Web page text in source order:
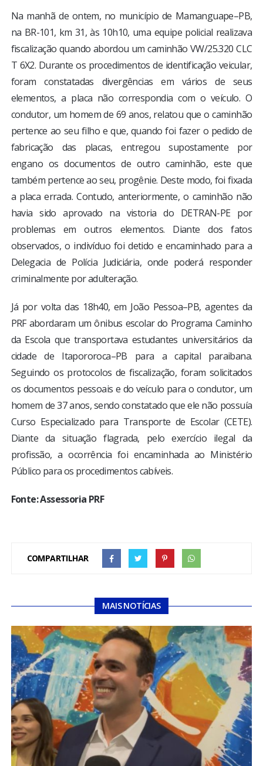
Na manhã de ontem, no município de Mamanguape–PB,
na BR-101, km 31, às 10h10, uma equipe policial realizava
fiscalização quando abordou um caminhão VW/25.320 CLC
T 6X2. Durante os procedimentos de identificação veicular,
foram constatadas divergências em vários de seus
elementos, a placa não correspondia com o veículo. O
condutor, um homem de 69 anos, relatou que o caminhão
pertence ao seu filho e que, quando foi fazer o pedido de
fabricação das placas, entregou supostamente por
engano os documentos de outro caminhão, este que
também pertence ao seu, progênie. Deste modo, foi fixada
a placa errada. Contudo, anteriormente, o caminhão não
havia sido aprovado na vistoria do DETRAN-PE por
problemas em outros elementos. Diante dos fatos
observados, o indivíduo foi detido e encaminhado para a
Delegacia de Polícia Judiciária, onde poderá responder
criminalmente por adulteração.
Já por volta das 18h40, em João Pessoa–PB, agentes da
PRF abordaram um ônibus escolar do Programa Caminho
da Escola que transportava estudantes universitários da
cidade de Itapororoca–PB para a capital paraibana.
Seguindo os protocolos de fiscalização, foram solicitados
os documentos pessoais e do veículo para o condutor, um
homem de 37 anos, sendo constatado que ele não possuía
Curso Especializado para Transporte de Escolar (CETE).
Diante da situação flagrada, pelo exercício ilegal da
profissão, a ocorrência foi encaminhada ao Ministério
Público para os procedimentos cabíveis.
Fonte: Assessoria PRF
COMPARTILHAR
MAIS NOTÍCIAS